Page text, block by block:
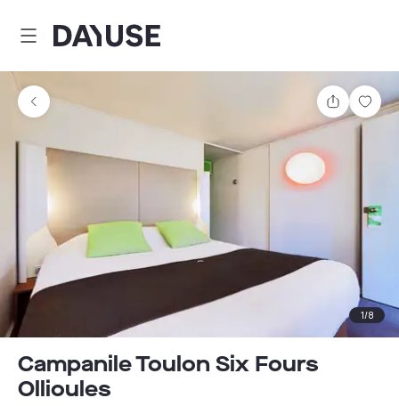
Dayuse
Partager
1/8
Campanile Toulon Six Fours
Ollioules